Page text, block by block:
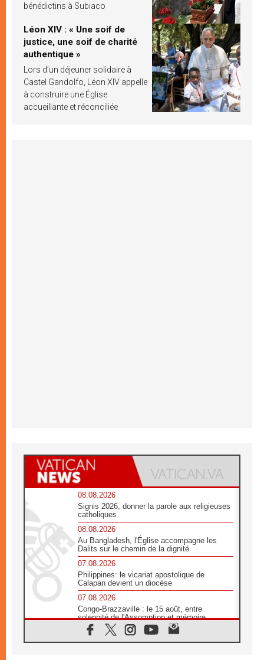
bénédictins à Subiaco
Léon XIV : « Une soif de
justice, une soif de charité
authentique »
Lors d’un déjeuner solidaire à
Castel Gandolfo, Léon XIV appelle
à construire une Église
accueillante et réconciliée
08.08.2026
Signis 2026, donner la parole aux religieuses
catholiques
08.08.2026
Au Bangladesh, l'Église accompagne les
Dalits sur le chemin de la dignité
07.08.2026
Philippines: le vicariat apostolique de
Calapan devient un diocèse
07.08.2026
Congo-Brazzaville : le 15 août, entre
solennité de l'Assomption et mémoire
nationale
07.08.2026